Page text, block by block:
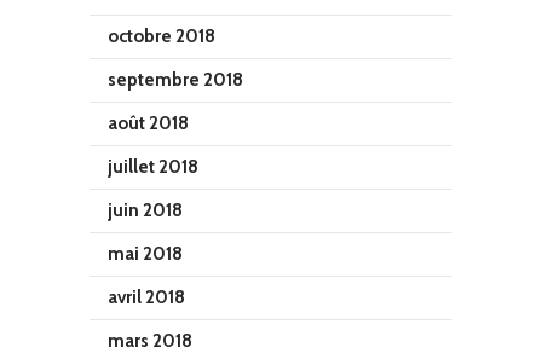
octobre 2018
septembre 2018
août 2018
juillet 2018
juin 2018
mai 2018
avril 2018
mars 2018